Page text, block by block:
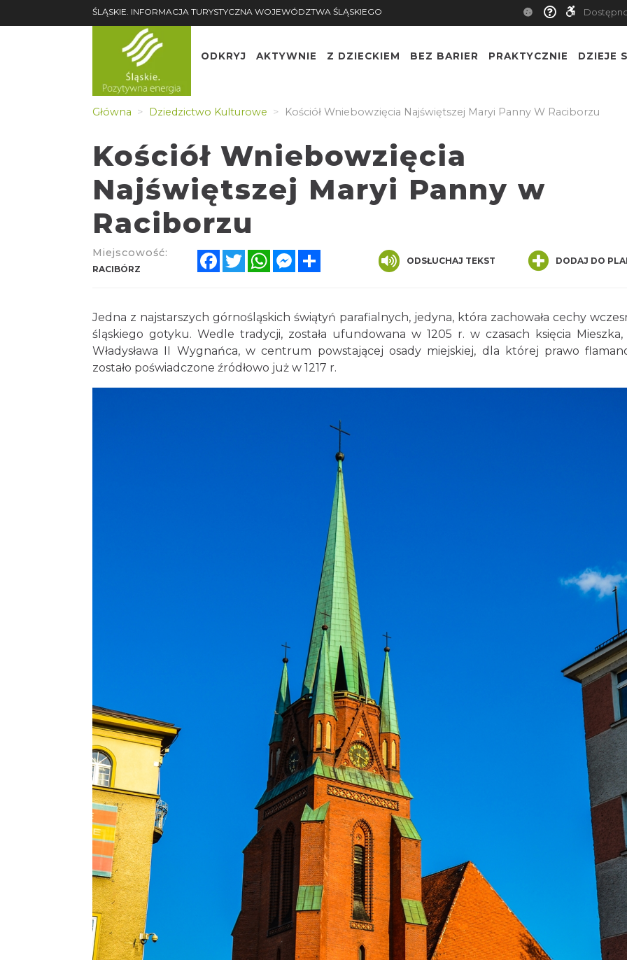
ŚLĄSKIE. INFORMACJA TURYSTYCZNA WOJEWÓDZTWA ŚLĄSKIEGO
ODKRYJ AKTYWNIE Z DZIECKIEM BEZ BARIER PRAKTYCZNIE DZIEJE
Główna Dziedzictwo Kulturowe Kościół Wniebowzięcia Najświętszej Maryi Panny W Raciborzu
Kościół Wniebowzięcia
Najświętszej Maryi Panny w
Raciborzu
Miejscowość:
RACIBÓRZ
FacebookTwitterWhatsAppMessenger ODSŁUCHAJ TEKST DODAJ DO
Jedna z najstarszych górnośląskich świątyń parafialnych, jedyna, która zachowała cechy
śląskiego gotyku. Wedle tradycji, została ufundowana w 1205 r. w czasach księcia Mieszka,
Władysława II Wygnańca, w centrum powstającej osady miejskiej, dla której prawo
zostało poświadczone źródłowo już w 1217 r.